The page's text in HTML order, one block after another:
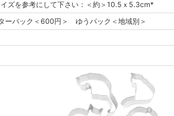
ズを参考にして下さい：＜約＞10.5ｘ5.3cm*
ーパック＜600円＞ ゆうパック＜地域別＞